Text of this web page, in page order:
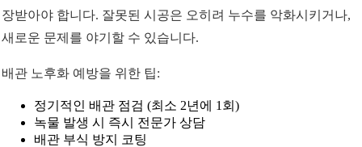
장받아야 합니다. 잘못된 시공은 오히려 누수를 악화시키거나,
새로운 문제를 야기할 수 있습니다.
배관 노후화 예방을 위한 팁:
정기적인 배관 점검 (최소 2년에 1회)
녹물 발생 시 즉시 전문가 상담
배관 부식 방지 코팅